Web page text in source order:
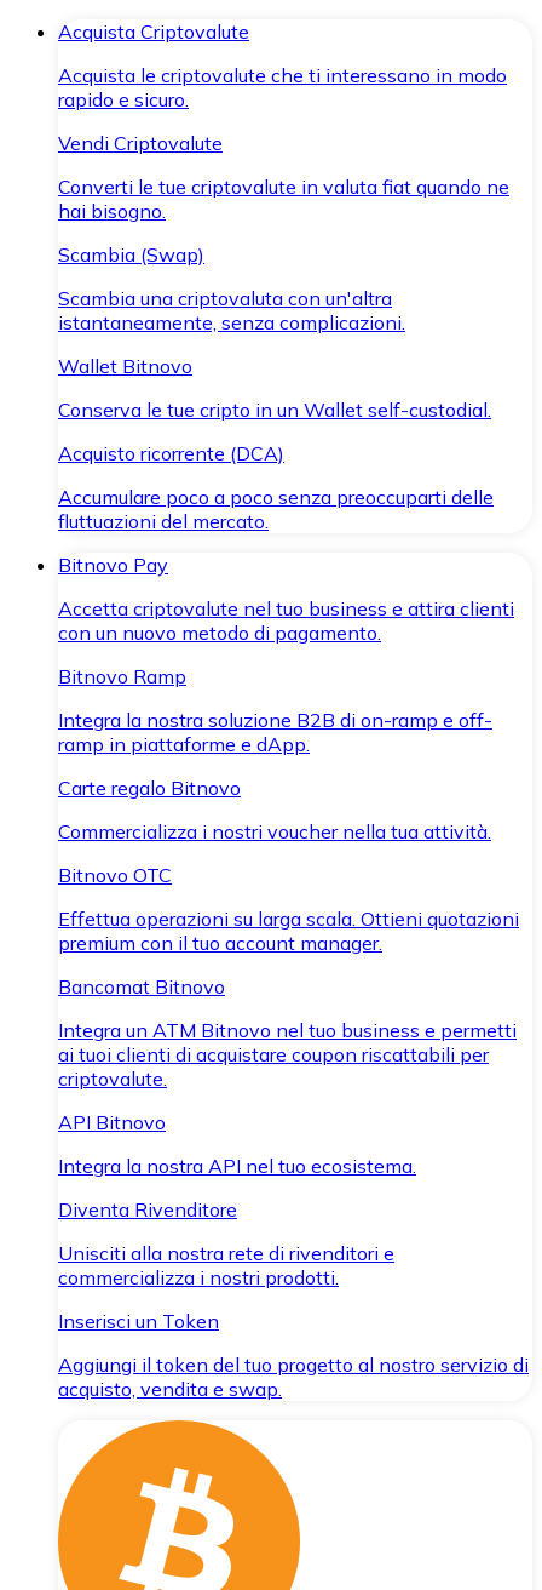
Acquista Criptovalute
Acquista le criptovalute che ti interessano in modo
rapido e sicuro.
Vendi Criptovalute
Converti le tue criptovalute in valuta fiat quando ne
hai bisogno.
Scambia (Swap)
Scambia una criptovaluta con un'altra
istantaneamente, senza complicazioni.
Wallet Bitnovo
Conserva le tue cripto in un Wallet self-custodial.
Acquisto ricorrente (DCA)
Accumulare poco a poco senza preoccuparti delle
fluttuazioni del mercato.
Bitnovo Pay
Accetta criptovalute nel tuo business e attira clienti
con un nuovo metodo di pagamento.
Bitnovo Ramp
Integra la nostra soluzione B2B di on-ramp e off-
ramp in piattaforme e dApp.
Carte regalo Bitnovo
Commercializza i nostri voucher nella tua attività.
Bitnovo OTC
Effettua operazioni su larga scala. Ottieni quotazioni
premium con il tuo account manager.
Bancomat Bitnovo
Integra un ATM Bitnovo nel tuo business e permetti
ai tuoi clienti di acquistare coupon riscattabili per
criptovalute.
API Bitnovo
Integra la nostra API nel tuo ecosistema.
Diventa Rivenditore
Unisciti alla nostra rete di rivenditori e
commercializza i nostri prodotti.
Inserisci un Token
Aggiungi il token del tuo progetto al nostro servizio di
acquisto, vendita e swap.